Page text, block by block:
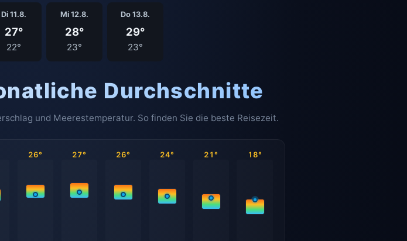
Di 11.8.
27°
22°
Mi 12.8.
28°
23°
Do 13.8.
29°
23°
Durchschnitte
und Meerestemperatur. So finden Sie die beste Reisezeit.
26° 27° 26° 24° 21° 18°